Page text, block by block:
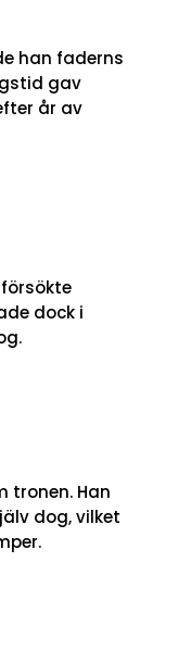
han faderns
gav
år av
dock i
tronen. Han
dog, vilket